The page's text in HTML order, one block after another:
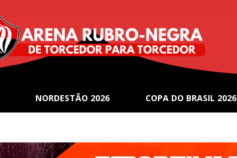
NORDESTÃO 2026 COPA DO BRASIL 2026